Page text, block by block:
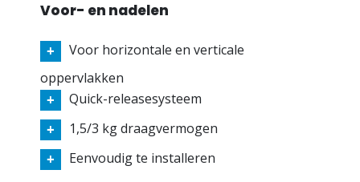
Voor- en nadelen
Voor horizontale en verticale
oppervlakken
Quick-releasesysteem
1,5/3 kg draagvermogen
Eenvoudig te installeren